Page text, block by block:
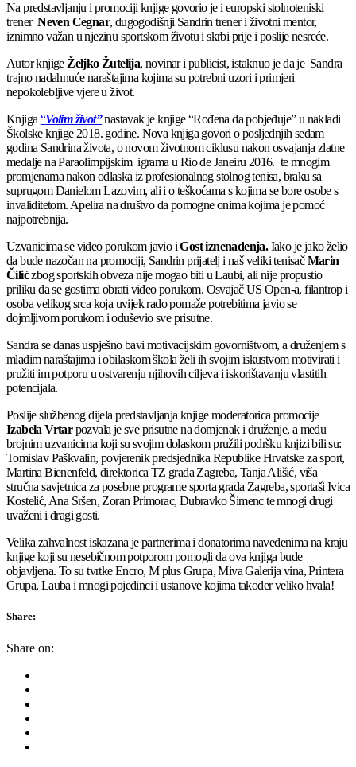
Na predstavljanju i promociji knjige govorio je i europski stolnoteniski
trenerNeven Cegnar, dugogodišnji Sandrin trener i životni mentor,
iznimno važan u njezinu sportskom životu i skrbi prije i poslije nesreće.
Autor knjige Željko Žutelija, novinar i publicist, istaknuo je da je Sandra
trajno nadahnuće naraštajima kojima su potrebni uzori i primjeri
nepokolebljive vjere u život.
Knjiga “Volim život”nastavak je knjige “Rođena da pobjeđuje” u nakladi
Školske knjige 2018. godine. Nova knjiga govori o posljednjih sedam
godina Sandrina života, o novom životnom ciklusu nakon osvajanja zlatne
medalje na Paraolimpijskim igrama u Rio de Janeiru 2016. te mnogim
promjenama nakon odlaska iz profesionalnog stolnog tenisa, braku sa
suprugom Danielom Lazovim, ali i o teškoćama s kojima se bore osobe s
invaliditetom. Apelira na društvo da pomogne onima kojima je pomoć
najpotrebnija.
Uzvanicima se video porukom javio iGost iznenađenja.Iako je jako želio
da bude nazočan na promociji, Sandrin prijatelj i naš veliki tenisačMarin
Čilićzbog sportskih obveza nije mogao biti u Laubi, ali nije propustio
priliku da se gostima obrati video porukom. Osvajač US Open-a, filantrop i
osoba velikog srca koja uvijek rado pomaže potrebitima javio se
dojmljivom porukom i oduševio sve prisutne.
Sandra se danas uspješno bavi motivacijskim govorništvom, a druženjem s
mlađim naraštajima i obilaskom škola želi ih svojim iskustvom motivirati i
pružiti im potporu u ostvarenju njihovih ciljeva i iskorištavanju vlastitih
potencijala.
Poslije službenog dijela predstavljanja knjige moderatorica promocije
Izabela Vrtarpozvala je sve prisutne na domjenak i druženje, a među
brojnim uzvanicima koji su svojim dolaskom pružili podršku knjizi bili su:
Tomislav Paškvalin, povjerenik predsjednika Republike Hrvatske za sport,
Martina Bienenfeld, direktorica TZ grada Zagreba, Tanja Ališić, viša
stručna savjetnica za posebne programe sporta grada Zagreba, sportaši Ivica
Kostelić, Ana Sršen, Zoran Primorac, Dubravko Šimenc te mnogi drugi
uvaženi i dragi gosti.
Velika zahvalnost iskazana je partnerima i donatorima navedenima na kraju
knjige koji su nesebičnom potporom pomogli da ova knjiga bude
objavljena. To su tvrtke Encro, M plus Grupa, Miva Galerija vina, Printera
Grupa, Lauba i mnogi pojedinci i ustanove kojima također veliko hvala!
Share:
Share on: